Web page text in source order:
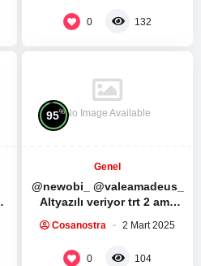
Muhammed Dayf tüm…
0 132
No Image Available
95%
Genel
@newobi_ @valeamadeus_
Altyazılı veriyor trt 2 ama
yine de izlenmez ya kesiyo
çoğu sahneyi…
Cosanostra 2 Mart 2025
0 104